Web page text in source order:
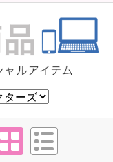
タイル